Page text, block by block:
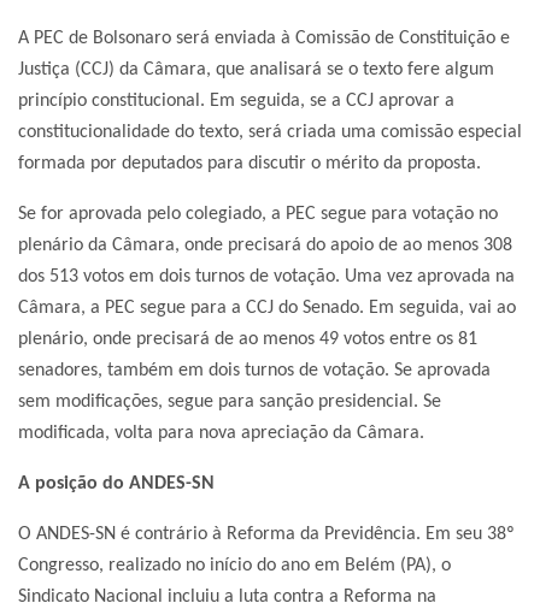
A PEC de Bolsonaro será enviada à Comissão de Constituição e
Justiça (CCJ) da Câmara, que analisará se o texto fere algum
princípio constitucional. Em seguida, se a CCJ aprovar a
constitucionalidade do texto, será criada uma comissão especial
formada por deputados para discutir o mérito da proposta.
Se for aprovada pelo colegiado, a PEC segue para votação no
plenário da Câmara, onde precisará do apoio de ao menos 308
dos 513 votos em dois turnos de votação. Uma vez aprovada na
Câmara, a PEC segue para a CCJ do Senado. Em seguida, vai ao
plenário, onde precisará de ao menos 49 votos entre os 81
senadores, também em dois turnos de votação. Se aprovada
sem modificações, segue para sanção presidencial. Se
modificada, volta para nova apreciação da Câmara.
A posição do ANDES-SN
O ANDES-SN é contrário à Reforma da Previdência. Em seu 38º
Congresso, realizado no início do ano em Belém (PA), o
Sindicato Nacional incluiu a luta contra a Reforma na